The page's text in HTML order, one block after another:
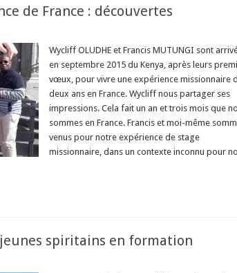
de France : découvertes
Wycliff OLUDHE et Francis MUTUNGI sont
en septembre 2015 du Kenya, après leurs
vœux, pour vivre une expérience missionnaire
deux ans en France. Wycliff nous partager ses
impressions. Cela fait un an et trois mois que
sommes en France. Francis et moi-même
venus pour notre expérience de stage
missionnaire, dans un contexte inconnu pour
spiritains en formation